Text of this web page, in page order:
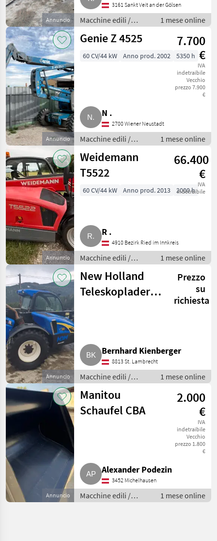
Annuncio
3161 Sankt Veit an der Gölsen
Macchine edili /
Caricatori telescopici
1 mese online
Annuncio
Genie Z 4525
7.700
€
IVA
indetraibile
Vecchio
prezzo 7.900
€
60 CV/44 kW Anno prod. 2002 5350 h
N .
2700 Wiener Neustadt
Macchine edili /
Caricatori telescopici
1 mese online
Annuncio
Weidemann
T5522
66.400
€
IVA
indetraibile
60 CV/44 kW Anno prod. 2013 2000 h
R .
4910 Bezirk Ried im Innkreis
Macchine edili /
Caricatori telescopici
1 mese online
Annuncio
New Holland
Teleskoplader
Prezzo
su
richiesta
Bernhard Kienberger
8813 St. Lambrecht
Macchine edili /
Caricatori telescopici
1 mese online
Annuncio
Manitou
Schaufel CBA
2.000
€
IVA
indetraibile
Vecchio
prezzo 1.800
€
Alexander Podezin
3452 Michelhausen
Macchine edili /
Caricatori telescopici
1 mese online